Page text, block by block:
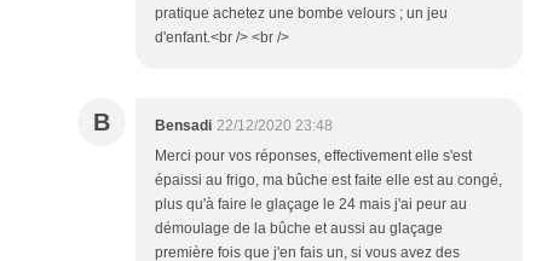
pratique achetez une bombe velours ; un jeu
d'enfant.<br /> <br />
B Bensadi 22/12/2020 23:48
Merci pour vos réponses, effectivement elle s'est
épaissi au frigo, ma bûche est faite elle est au congé,
plus qu'à faire le glaçage le 24 mais j'ai peur au
démoulage de la bûche et aussi au glaçage
première fois que j'en fais un, si vous avez des